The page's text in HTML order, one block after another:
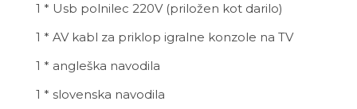
1 * Usb polnilec 220V (priložen kot darilo)
1 * AV kabl za priklop igralne konzole na TV
1 * angleška navodila
1 * slovenska navodila